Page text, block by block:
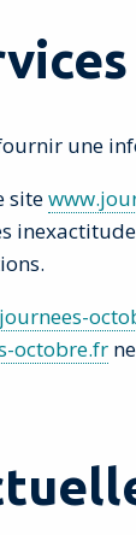
une
site
octobre.fr